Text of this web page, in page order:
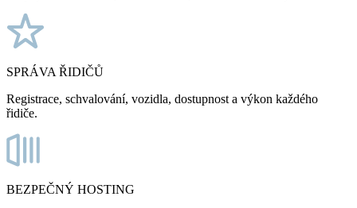
SPRÁVA ŘIDIČŮ
Registrace, schvalování, vozidla, dostupnost a výkon každého
řidiče.
BEZPEČNÝ HOSTING